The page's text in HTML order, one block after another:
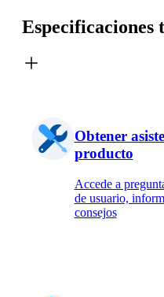
Especificaciones
Obtener
producto
Accede a
de usuario,
consejos